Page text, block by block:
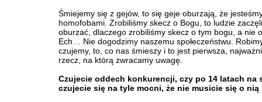
Śmiejemy się z gejów, to się geje oburzają, że
homofobami. Zrobiliśmy skecz o Bogu, to ludzie
oburzać, dlaczego zrobiliśmy skecz o tym bogu, a nie
Ech… Nie dogodzimy naszemu społeczeństwu.
czujemy, to, co nas śmieszy i to jest pierwsza,
rzecz, na którą zwracamy uwagę.
Czujecie oddech konkurencji, czy po 14 latach na
czujecie się na tyle mocni, że nie musicie się o nią